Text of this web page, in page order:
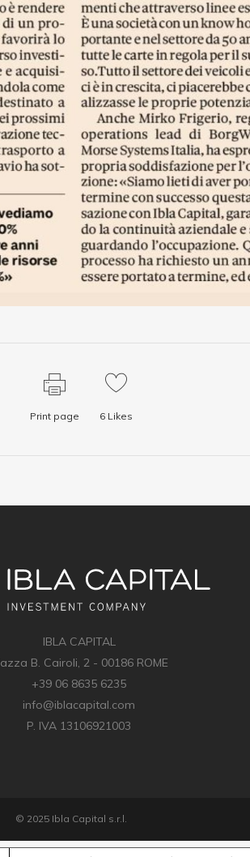
Print page 6 Likes
IBLA CAPITAL
B. Cairoli, 2 - 00186 ROME
+39 06 8635 6235
info@iblacapital.com
P. IVA 13106921003
© 2025 Ibla Capital s.r.l.